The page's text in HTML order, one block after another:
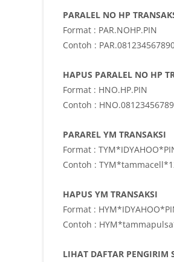
PARALEL NO HP
Format : PAR.NOHP.PIN
Contoh :
HAPUS PARALEL NO HP
Format : HNO.HP.PIN
Contoh :
PARAREL YM TRANSAKSI
Format :
Contoh :
HAPUS YM TRANSAKSI
Format :
Contoh :
LIHAT DAFTAR PENGIRIM